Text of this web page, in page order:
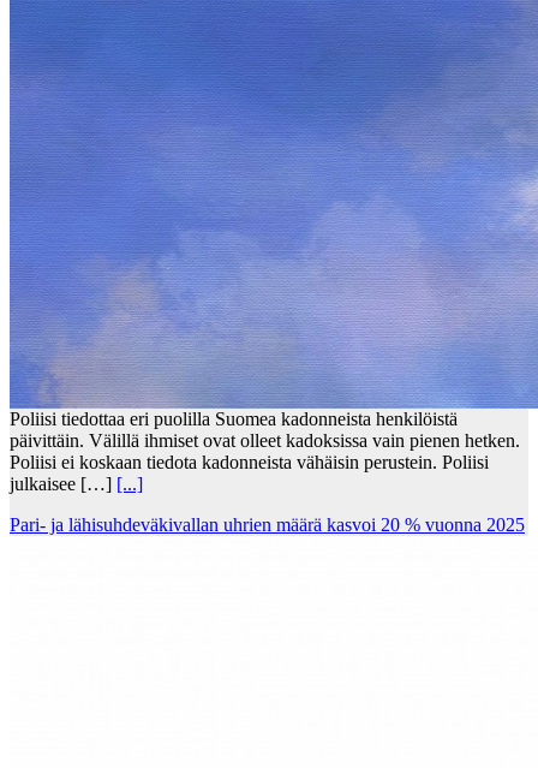
Poliisi tiedottaa eri puolilla Suomea kadonneista henkilöistä
päivittäin. Välillä ihmiset ovat olleet kadoksissa vain pienen hetken.
Poliisi ei koskaan tiedota kadonneista vähäisin perustein. Poliisi
julkaisee […] [...]
Pari- ja lähisuhdeväkivallan uhrien määrä kasvoi 20 % vuonna 2025